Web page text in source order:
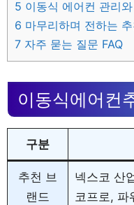
5 이동식 에어컨 관리
6 마무리하며 전하는 추
7 자주 묻는 질문 FAQ
이동식에어컨
구분
추천 브
랜드
넥스코 산
코프로, 파